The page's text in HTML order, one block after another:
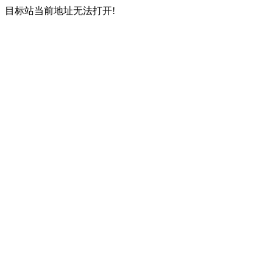
目标站当前地址无法打开!